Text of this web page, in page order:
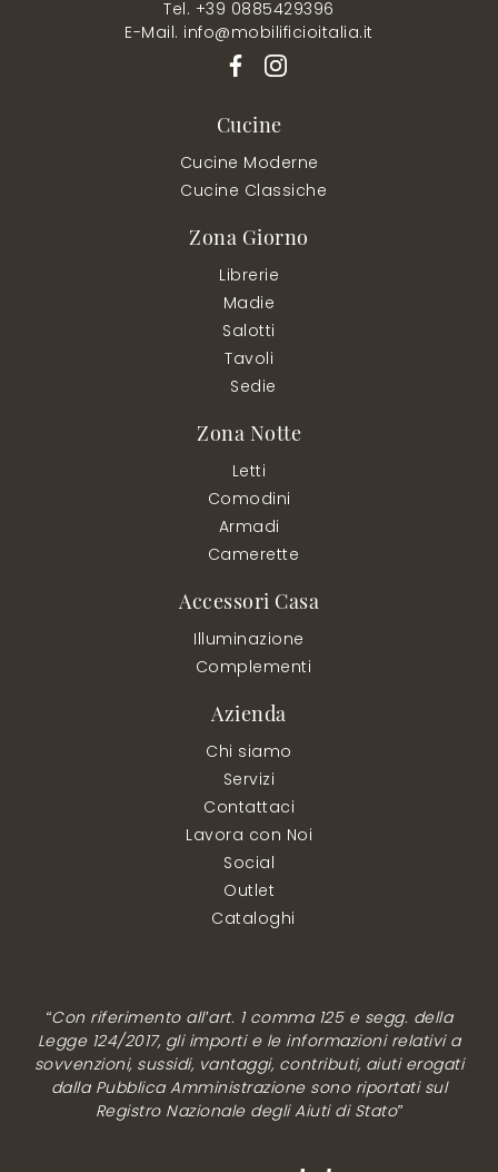
Tel. +39 0885429396
E-Mail. info@mobilificioitalia.it
Cucine
Cucine Moderne
Cucine Classiche
Zona Giorno
Librerie
Madie
Salotti
Tavoli
Sedie
Zona Notte
Letti
Comodini
Armadi
Camerette
Accessori Casa
Illuminazione
Complementi
Azienda
Chi siamo
Servizi
Contattaci
Lavora con Noi
Social
Outlet
Cataloghi
“Con riferimento all’art. 1 comma 125 e segg. della
Legge 124/2017, gli importi e le informazioni relativi a
sovvenzioni, sussidi, vantaggi, contributi, aiuti erogati
dalla Pubblica Amministrazione sono riportati sul
Registro Nazionale degli Aiuti di Stato”